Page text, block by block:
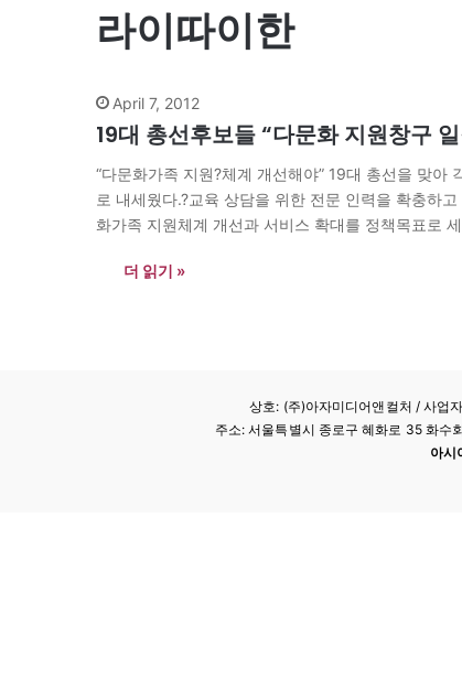
라이따이한
April 7, 2012
19대 총선후보들 “다문화 지원창구
“다문화가족 지원?체계 개선해야” 19대 총선을 맞
로 내세웠다.?교육 상담을 위한 전문 인력을 확충하
화가족 지원체계 개선과 서비스 확대를 정책목표로
더 읽기 »
상호: (주)아자미디어앤컬처 /사업
주소: 서울특별시 종로구 혜화로 35 화
아시